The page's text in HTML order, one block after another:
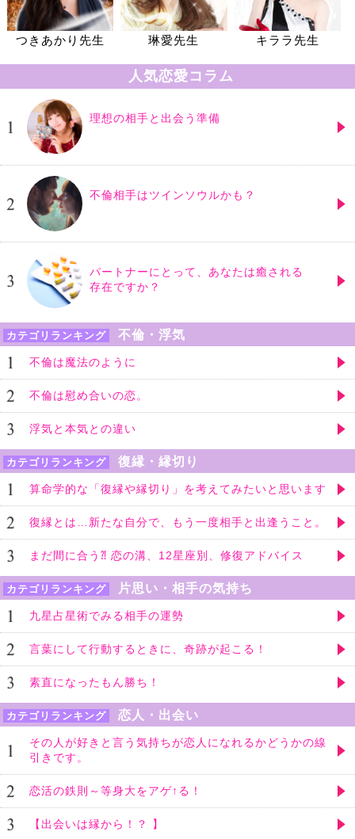
つきあかり先生 琳愛先生 キララ先生
人気恋愛コラム
理想の相手と出会う準備
不倫相手はツインソウルかも？
パートナーにとって、あなたは癒される
存在ですか？
カテゴリランキング 不倫・浮気
不倫は魔法のように
不倫は慰め合いの恋。
浮気と本気との違い
カテゴリランキング 復縁・縁切り
算命学的な「復縁や縁切り」を考えてみたいと思います
復縁とは…新たな自分で、もう一度相手と出逢うこと。
まだ間に合う⁈ 恋の溝、12星座別、修復アドバイス
カテゴリランキング 片思い・相手の気持ち
九星占星術でみる相手の運勢
言葉にして行動するときに、奇跡が起こる！
素直になったもん勝ち！
カテゴリランキング 恋人・出会い
その人が好きと言う気持ちが恋人になれるかどうかの線
引きです。
恋活の鉄則～等身大をアゲ↑る！
【出会いは縁から！？ 】